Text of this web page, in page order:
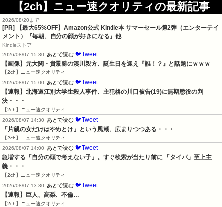
【2ch】ニュー速クオリティの最新記事
2026/08/20まで
[PR]
【最大65%OFF】Amazon公式 Kindle本 サマーセール第2弾（エンターテイ
メント）『毎朝、自分の顔が好きになる』他
Kindleストア
2026/08/07 15:30
あとで読む 🐦Tweet
【画像】元大関・貴景勝の湊川親方、誕生日を迎え『誰！？』と話題にｗｗｗ
【2ch】ニュー速クオリティ
2026/08/07 15:00
あとで読む 🐦Tweet
【速報】北海道江別大学生殺人事件、主犯格の川口被告(19)に無期懲役の判
決・・・
【2ch】ニュー速クオリティ
2026/08/07 14:30
あとで読む 🐦Tweet
「片親の女だけはやめとけ」という風潮、広まりつつある・・・
【2ch】ニュー速クオリティ
2026/08/07 14:00
あとで読む 🐦Tweet
急増する「自分の頭で考えない子」。すぐ検索が当たり前に 「タイパ」至上主
義・・・
【2ch】ニュー速クオリティ
2026/08/07 13:30
あとで読む 🐦Tweet
【速報】巨人、高梨、不倫…
【2ch】ニュー速クオリティ